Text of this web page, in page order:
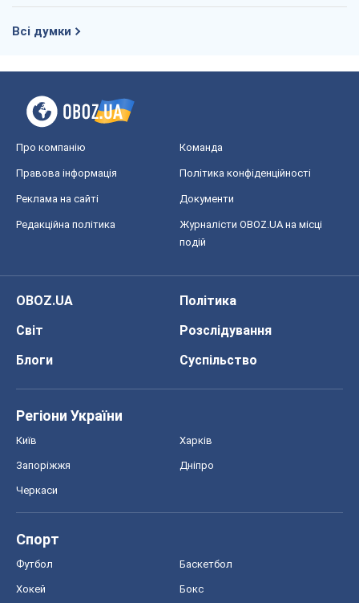
Всі думки
Про компанію Команда
Правова інформація Політика конфіденційності
Реклама на сайті Документи
Редакційна політика
Журналісти OBOZ.UA на місці
подій
OBOZ.UA
Політика
Світ
Розслідування
Блоги
Суспільство
Регіони України
Київ Харків
Запоріжжя Дніпро
Черкаси
Спорт
Футбол Баскетбол
Хокей Бокс